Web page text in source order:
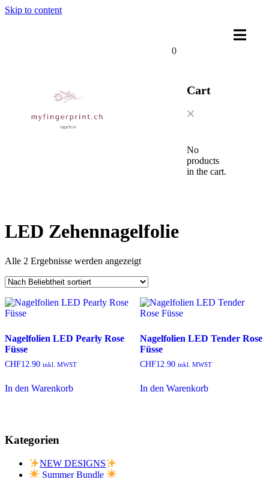
Skip to content
0
Cart
No
products
in the cart.
LED Zehennagelfolie
Alle 2 Ergebnisse werden angezeigt
Nagelfolien LED Pearly Rose
Füsse
CHF12.90 inkl. MWST
In den Warenkorb
Nagelfolien LED Tender Rose
Füsse
CHF12.90 inkl. MWST
In den Warenkorb
Kategorien
NEW DESIGNS
Summer Bundle